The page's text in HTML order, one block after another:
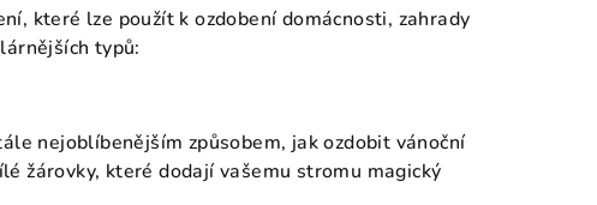
které lze použít k ozdobení domácnosti, zahrady
typů:
nejoblíbenějším způsobem, jak ozdobit vánoční
žárovky, které dodají vašemu stromu magický